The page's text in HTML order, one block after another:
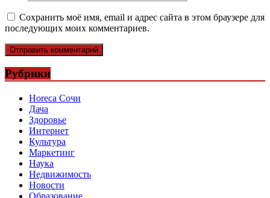
Сохранить моё имя, email и адрес сайта в этом браузере для
последующих моих комментариев.
Рубрики
Horeca Сочи
Дача
Здоровье
Интернет
Культура
Маркетинг
Наука
Недвижимость
Новости